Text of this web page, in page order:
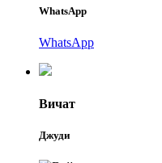
WhatsApp
WhatsApp
Вичат
Джуди